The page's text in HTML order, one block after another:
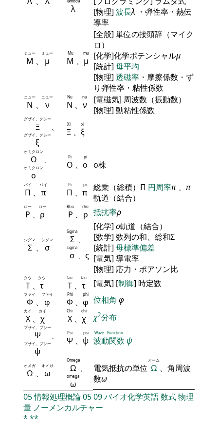
λ
[物理] 波長λ ・弾性率・熱伝
導率
Μ
ミュー
、 μ
ミュー
Μ
Mu
、 μ
mu
[全般] 単位の接頭辞（マイク
ロ）
[化学]化学ポテンシャルμ
[統計] 母平均
[物理] 透磁率 ・摩擦係数・ず
り弾性率・粘性係数
Ν
ニュー
、 ν
ニュー
Ν
Nu
、 ν
nu
[電磁気] 周波数（振動数）
[物理] 動粘性係数
Ξ
グザイ、クシー
、
ξ
グザイ、クシー Ξ
Xi
、 ξ
xi
Ο
オミクロン
、
ο
オミクロン Ο
Pi
、 ο
pi
ο株
Π
パイ
、 π
パイ
Π
Pi
、 π
pi 総乗（総積）Π 円周率π 、 π
軌道（結合）
Ρ
ロー
、 ρ
ロー
Ρ
Rho
、 ρ
rho
抵抗率ρ
Σ
シグマ
、 σ
シグマ Σ
Sigma
、
σ
sigma
、ς
[化学] σ軌道（結合）
[数学] 数列の和、総和Σ
[統計] 母標準偏差
[電気] 導電率
[物理] 応力・ポアソン比
Τ
タウ
、 τ
タウ
Τ
Tau
、 τ
tau
[電気] [制御] 時定数
Φ
ファイ
、 φ
ファイ
Φ
Phi
、 φ
phi
位相角 φ
Χ
カイ
、 χ
カイ
Χ
Chi
、 χ
chi
χ2分布
Ψ
プサイ、プシー
、
ψ
プサイ、プシー Ψ
Psi
、 ψ
psi
波動関数
Wave Function
ψ
Ω
オメガ
、 ω
オメガ Ω
Omega
、
ω
omega
電気抵抗の単位 Ω
オーム
、角周波
数ω
05情報処理概論0509バイオ化学英語数式物理
量 ノーメンカルチャー
* **